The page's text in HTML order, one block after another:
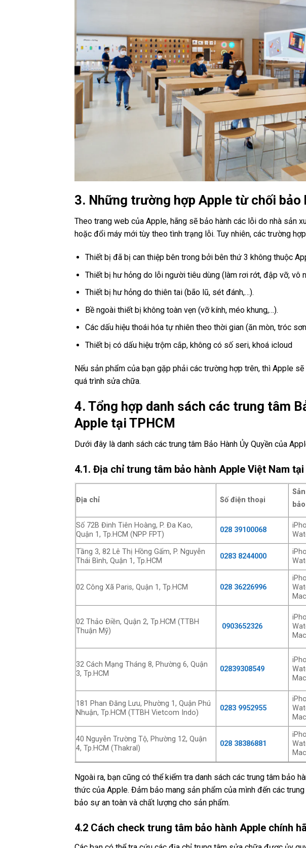
3. Những trường hợp Apple từ chối bảo
Theo trang web của Apple, hãng sẽ bảo hành các lỗi do nhà sản
hoặc đổi máy mới tùy theo tình trạng lỗi. Tuy nhiên, các trường
Thiết bị đã bị can thiệp bên trong bởi bên thứ 3 không thuộc
Thiết bị hư hỏng do lỗi người tiêu dùng (làm rơi rớt, đập vỡ, vô
Thiết bị hư hỏng do thiên tai (bão lũ, sét đánh,…).
Bề ngoài thiết bị không toàn vẹn (vỡ kính, méo khung,…).
Các dấu hiệu thoái hóa tự nhiên theo thời gian (ăn mòn, tróc
Thiết bị có dấu hiệu trộm cắp, không có số seri, khoá icloud
Nếu sản phẩm của bạn gặp phải các trường hợp trên, thì Apple
quá trình sửa chữa.
4. Tổng hợp danh sách các trung tâm
Apple tại TPHCM
Dưới đây là danh sách các trung tâm Bảo Hành Ủy Quyền của
4.1. Địa chỉ trung tâm bảo hành Apple Việt Nam tại
Địa chỉ Số điện thoại
Số 72B Đinh Tiên Hoàng, P. Đa Kao,
Quận 1, Tp.HCM (NPP FPT)
028 39100068
Tầng 3, 82 Lê Thị Hồng Gấm, P. Nguyễn
Thái Bình, Quận 1, Tp.HCM
0283 8244000
02 Công Xã Paris, Quận 1, Tp.HCM 028 36226996
02 Thảo Điền, Quận 2, Tp.HCM (TTBH
Thuận Mỹ)
0903652326
32 Cách Mạng Tháng 8, Phường 6, Quận
3, Tp.HCM
02839308549
181 Phan Đăng Lưu, Phường 1, Quận Phú
Nhuận, Tp.HCM (TTBH Vietcom Indo)
0283 9952955
40 Nguyễn Trường Tộ, Phường 12, Quận
4, Tp.HCM (Thakral)
028 38386881
Ngoài ra, bạn cũng có thể kiểm tra danh sách các trung tâm bảo
thức của Apple. Đảm bảo mang sản phẩm của mình đến các
bảo sự an toàn và chất lượng cho sản phẩm.
4.2 Cách check trung tâm bảo hành Apple chính